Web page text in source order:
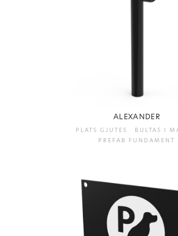
ALEXANDER
PLATS GJUTES BULTAS I
PREFAB FUNDAMENT